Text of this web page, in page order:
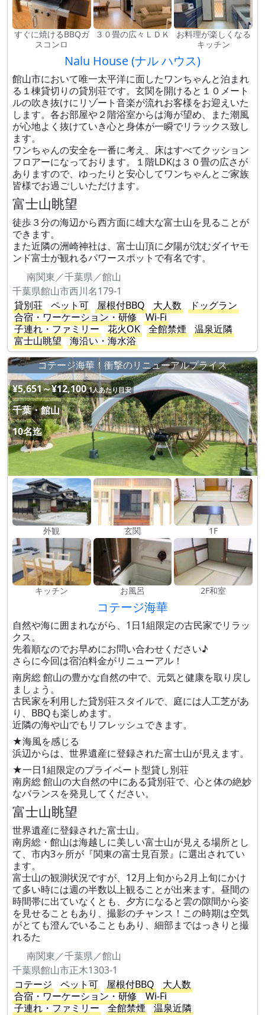
すぐに焼けるBBQガ
スコンロ
３０畳の広々ＬＤＫ
お料理が楽しくなる
キッチン
Nalu House (ナル ハウス)
館山市において唯一太平洋に面したワンちゃんと泊まれ
る１棟貸切りの貸別荘です。玄関を開けると１０メート
ルの吹き抜けにリゾート音楽が流れお客様をお迎えいた
します。各お部屋や２階浴室からは海が望め、また潮風
が心地よく抜けていき心と身体が一瞬でリラックス致し
ます。
ワンちゃんの安全を一番に考え、床はすべてクッション
フロアーになっております。１階LDKは３０畳の広さが
ありますので、ゆったりと安心してワンちゃんとご家族
皆様でお過ごしいただけます。
富士山眺望
徒歩３分の海辺から西方面に雄大な富士山を見ることが
できます。
また近隣の洲崎神社は、富士山頂に夕陽が沈むダイヤモ
ンド富士が観れるパワースポットで有名です。
南関東／千葉県／館山
千葉県館山市西川名179-1
貸別荘
ペット可 屋根付BBQ 大人数
ドッグラン
合宿・ワーケーション・研修
Wi-Fi
子連れ・ファミリー
花火OK 全館禁煙
温泉近隣
富士山眺望
海沿い・海水浴
コテージ海華！衝撃のリニューアルプライス
¥5,651～¥12,100 1人あたり目安
千葉・館山
10名迄
外観 玄関 1F
キッチン お風呂 2F和室
コテージ海華
自然や海に囲まれながら、1日1組限定の古民家でリラッ
クス。
先着順なのでお早めにお問い合わせください♪
さらに今回は宿泊料金がリニューアル！
南房総 館山の豊かな自然の中で、元気と健康を取り戻し
ましょう。
古民家を利用した貸別荘スタイルで、庭には人工芝があ
り、BBQも楽しめます。
近隣の海や山でもリフレッシュできます。
★海風を感じる
浜辺からは、世界遺産に登録された富士山が見えます。
★一日1組限定のプライベート型貸し別荘
南房総 館山の大自然の中にある貸別荘で、心と体の絶妙
なバランスを発見してください。
富士山眺望
世界遺産に登録された富士山。
南房総・館山は海越しに美しい富士山が見える場所とし
て、市内3ヶ所が『関東の富士見百景』に選出されてい
ます。
富士山の観測状況ですが、12月上旬から2月上旬にかけ
て多い時には週の半数以上観ることが出来ます。昼間の
時間帯に出ていなくとも、夕方になると雲の隙間から姿
を見せることもあり、撮影のチャンス！この時期は空気
がとても澄んでいることもあり、細部まではっきりと撮
れるた
南関東／千葉県／館山
千葉県館山市正木1303-1
コテージ
ペット可 屋根付BBQ
大人数
合宿・ワーケーション・研修
Wi-Fi
子連れ・ファミリー
全館禁煙
温泉近隣